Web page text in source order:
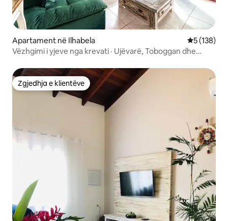
Apartament në Ilhabela Vlerësimi
5 (138)
Vëzhgimi i yjeve nga krevati · Ujëvarë, Toboggan dhe
Zgjedhja e klientëve
Zgjedhja e klientëve